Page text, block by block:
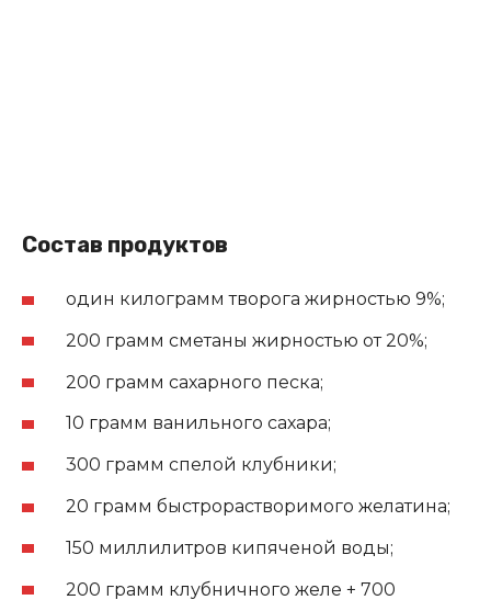
Состав продуктов
один килограмм творога жирностью 9%;
200 грамм сметаны жирностью от 20%;
200 грамм сахарного песка;
10 грамм ванильного сахара;
300 грамм спелой клубники;
20 грамм быстрорастворимого желатина;
150 миллилитров кипяченой воды;
200 грамм клубничного желе + 700